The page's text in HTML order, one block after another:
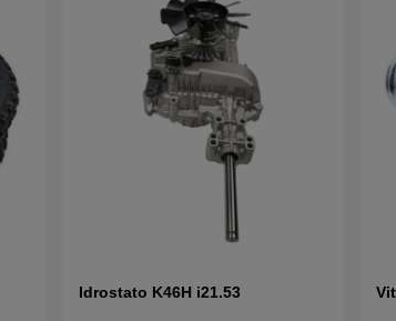
Idrostato K46H i21.53